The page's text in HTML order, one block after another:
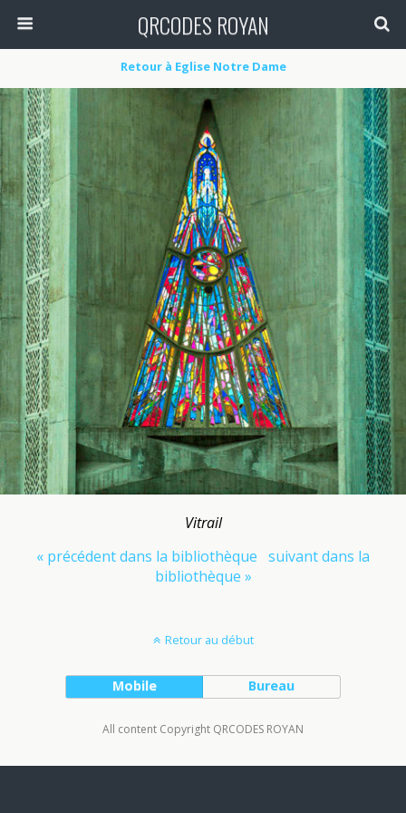
QRCODES ROYAN
Retour à Eglise Notre Dame
Vitrail
« précédent dans la bibliothèque suivant dans la
bibliothèque »
Retour au début
Mobile Bureau
All content Copyright QRCODES ROYAN